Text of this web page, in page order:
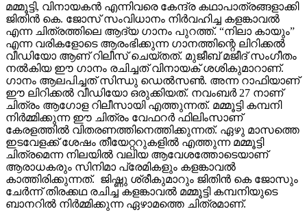
മമ്മൂട്ടി, വിനായകൻ എന്നിവരെ കേന്ദ്ര കഥാപാത്രങ്ങളാക്കി
ജിതിൻ കെ. ജോസ് സംവിധാനം നിർവഹിച്ച കളങ്കാവൽ
എന്ന ചിത്രത്തിലെ ആദ്യ ഗാനം പുറത്ത്. “നിലാ കായും”
എന്ന വരികളോടെ ആരംഭിക്കുന്ന ഗാനത്തിന്റെ ലിറിക്കൽ
വീഡിയോ ആണ് റിലീസ് ചെയ്തത്. മുജീബ് മജീദ് സംഗീതം
നൽകിയ ഈ ഗാനം രചിച്ചത് വിനായക് ശശികുമാറാണ്.
ഗാനം ആലപിച്ചത് സിന്ധു ഡെൽസൺ. അന്ന റാഫിയാണ്
ഈ ലിറിക്കൽ വീഡിയോ ഒരുക്കിയത്. നവംബർ 27 നാണ്
ചിത്രം ആഗോള റിലീസായി എത്തുന്നത്. മമ്മൂട്ടി കമ്പനി
നിർമ്മിക്കുന്ന ഈ ചിത്രം വേഫറർ ഫിലിംസാണ്
കേരളത്തിൽ വിതരണത്തിനെത്തിക്കുന്നത്. ഏഴു മാസത്തെ
ഇടവേളക്ക് ശേഷം തീയേറ്ററുകളിൽ എത്തുന്ന മമ്മൂട്ടി
ചിത്രമെന്ന നിലയിൽ വലിയ ആവേശത്തോടെയാണ്
ആരാധകരും സിനിമാ പ്രേമികളും കളങ്കാവൽ
കാത്തിരിക്കുന്നത്. ജിഷ്ണു ശ്രീകുമാറും ജിതിൻ കെ ജോസും
ചേർന്ന് തിരക്കഥ രചിച്ച കളങ്കാവൽ മമ്മൂട്ടി കമ്പനിയുടെ
ബാനറിൽ നിർമ്മിക്കുന്ന ഏഴാമത്തെ ചിത്രമാണ്.